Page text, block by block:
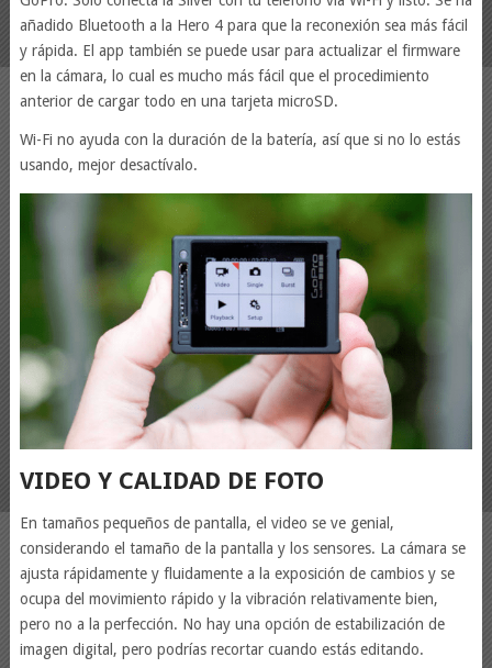
añadido Bluetooth a la Hero 4 para que la reconexión sea más fácil
y rápida. El app también se puede usar para actualizar el firmware
en la cámara, lo cual es mucho más fácil que el procedimiento
anterior de cargar todo en una tarjeta microSD.
Wi-Fi no ayuda con la duración de la batería, así que si no lo estás
usando, mejor desactívalo.
VIDEO Y CALIDAD DE FOTO
En tamaños pequeños de pantalla, el video se ve genial,
considerando el tamaño de la pantalla y los sensores. La cámara se
ajusta rápidamente y fluidamente a la exposición de cambios y se
ocupa del movimiento rápido y la vibración relativamente bien,
pero no a la perfección. No hay una opción de estabilización de
imagen digital, pero podrías recortar cuando estás editando.